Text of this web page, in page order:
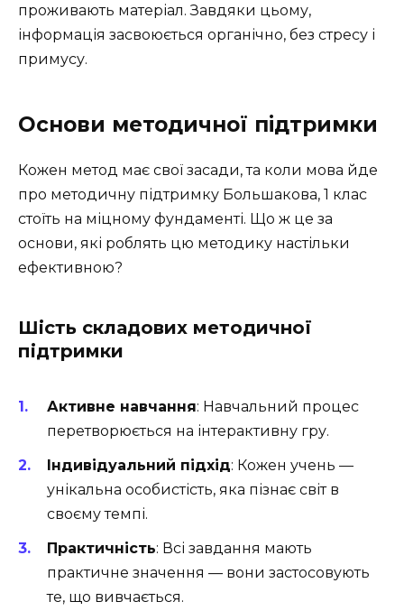
проживають матеріал. Завдяки цьому,
інформація засвоюється органічно, без стресу і
примусу.
Основи методичної підтримки
Кожен метод має свої засади, та коли мова йде
про методичну підтримку Большакова, 1 клас
стоїть на міцному фундаменті. Що ж це за
основи, які роблять цю методику настільки
ефективною?
Шість складових методичної
підтримки
Активне навчання: Навчальний процес
перетворюється на інтерактивну гру.
Індивідуальний підхід: Кожен учень —
унікальна особистість, яка пізнає світ в
своєму темпі.
Практичність: Всі завдання мають
практичне значення — вони застосовують
те, що вивчається.